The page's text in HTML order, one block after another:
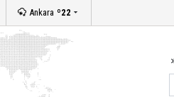
Ankara º22